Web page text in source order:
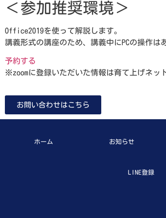
＜参加推奨環境＞
Office2019を使って解説します。
講義形式の講座のため、講義中にPCの操作は
予約する
※zoomに登録いただいた情報は育て上げネッ
お問い合わせはこちら
ホーム お知らせ
LINE登録